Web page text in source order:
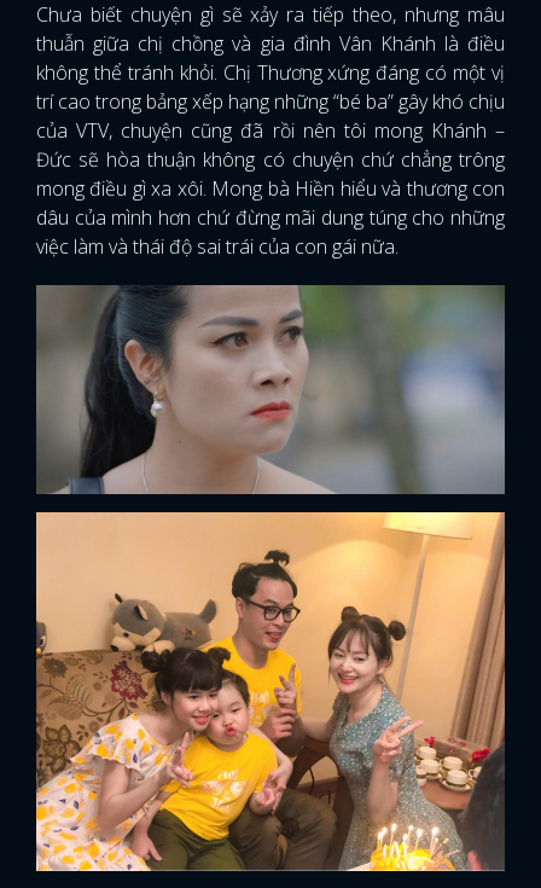
Chưa biết chuyện gì sẽ xảy ra tiếp theo, nhưng mâu
thuẫn giữa chị chồng và gia đình Vân Khánh là điều
không thể tránh khỏi. Chị Thương xứng đáng có một vị
trí cao trong bảng xếp hạng những “bé ba” gây khó chịu
của VTV, chuyện cũng đã rồi nên tôi mong Khánh –
Đức sẽ hòa thuận không có chuyện chứ chẳng trông
mong điều gì xa xôi. Mong bà Hiền hiểu và thương con
dâu của mình hơn chứ đừng mãi dung túng cho những
việc làm và thái độ sai trái của con gái nữa.